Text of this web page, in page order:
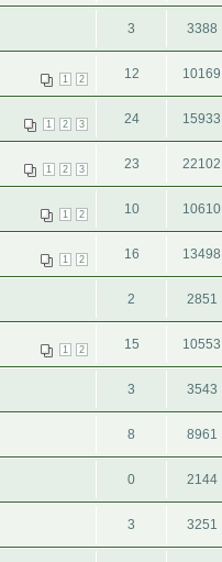
3 3388
1 2 12 10169
1 2 3 24 15933
1 2 3 23 22102
1 2 10 10610
1 2 16 13498
2 2851
1 2 15 10553
3 3543
8 8961
0 2144
3 3251